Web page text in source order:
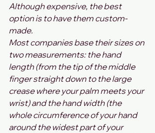
Although expensive, the best
option is to have them custom-
made.
Most companies base their sizes on
two measurements: the hand
length (from the tip of the middle
finger straight down to the large
crease where your palm meets your
wrist) and the hand width (the
whole circumference of your hand
around the widest part of your